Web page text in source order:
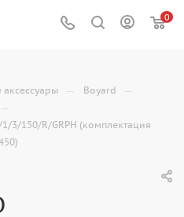
0
аксессуары — Boyard —
—
3/150/R/GRPH (комплектация